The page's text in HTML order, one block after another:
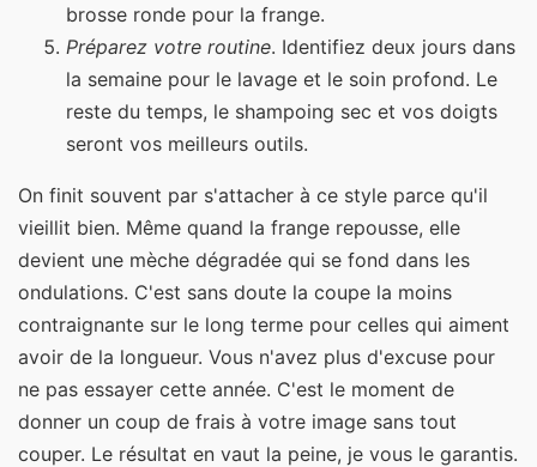
brosse ronde pour la frange.
Préparez votre routine. Identifiez deux jours dans
la semaine pour le lavage et le soin profond. Le
reste du temps, le shampoing sec et vos doigts
seront vos meilleurs outils.
On finit souvent par s'attacher à ce style parce qu'il
vieillit bien. Même quand la frange repousse, elle
devient une mèche dégradée qui se fond dans les
ondulations. C'est sans doute la coupe la moins
contraignante sur le long terme pour celles qui aiment
avoir de la longueur. Vous n'avez plus d'excuse pour
ne pas essayer cette année. C'est le moment de
donner un coup de frais à votre image sans tout
couper. Le résultat en vaut la peine, je vous le garantis.